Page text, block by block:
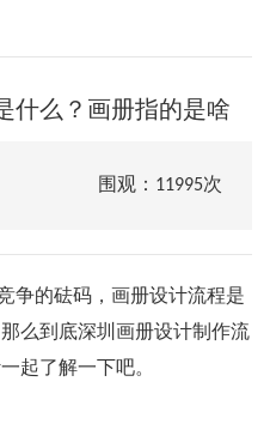
什么？画册指的是啥
围观：11995次
争的砝码，画册设计流程是
么到底深圳画册设计制作流
起了解一下吧。